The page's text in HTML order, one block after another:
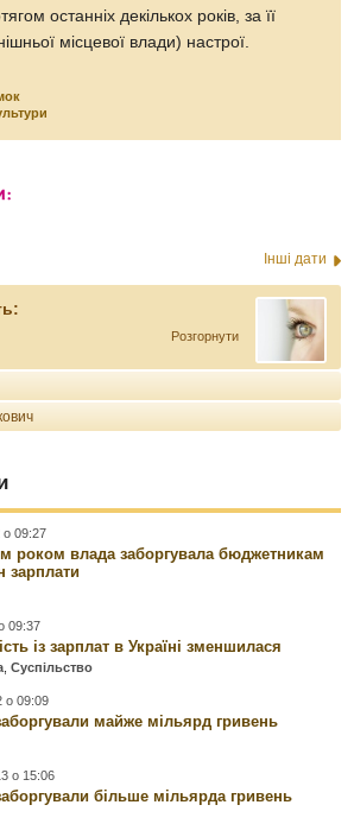
останніх декількох років, за її
місцевої влади) настрої.
Інші дати
Розгорнути
о 09:27
роком влада заборгувала бюджетникам
зарплати
09:37
із зарплат в Україні зменшилася
,Суспільство
о 09:09
майже мільярд гривень
о 15:06
більше мільярда гривень